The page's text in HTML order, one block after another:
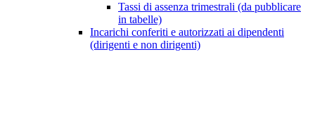
Tassi di assenza trimestrali (da pubblicare
in tabelle)
Incarichi conferiti e autorizzati ai dipendenti
(dirigenti e non dirigenti)